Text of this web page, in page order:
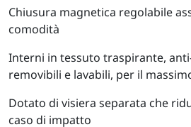
Chiusura magnetica regolabile
comodità
Interni in tessuto traspirante,
removibili e lavabili, per il
Dotato di visiera separata che
caso di impatto